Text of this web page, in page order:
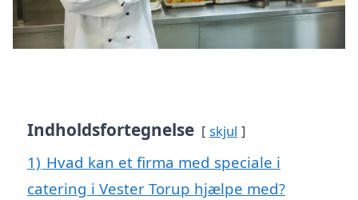
Indholdsfortegnelse skjul
1) Hvad kan et firma med speciale i
catering i Vester Torup hjælpe med?